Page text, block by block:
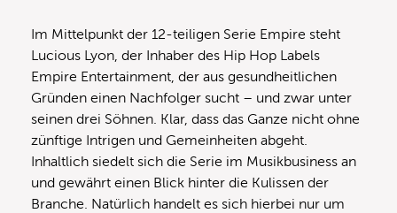
Im Mittelpunkt der 12-teiligen Serie Empire steht
Lucious Lyon, der Inhaber des Hip Hop Labels
Empire Entertainment, der aus gesundheitlichen
Gründen einen Nachfolger sucht – und zwar unter
seinen drei Söhnen. Klar, dass das Ganze nicht ohne
zünftige Intrigen und Gemeinheiten abgeht.
Inhaltlich siedelt sich die Serie im Musikbusiness an
und gewährt einen Blick hinter die Kulissen der
Branche. Natürlich handelt es sich hierbei nur um